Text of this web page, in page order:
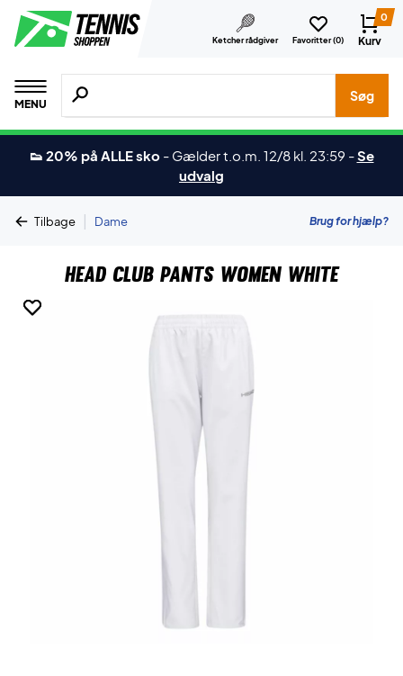
Ketcher rådgiver Favoritter (0)
0
Kurv
MENU
Søg efter produkter, mærker etc.
Søg
👟 20% på ALLE sko - Gælder t.o.m. 12/8 kl. 23:59 -Se
udvalg
Tilbage | Dame Brug for hjælp?
Head Club Pants Women White